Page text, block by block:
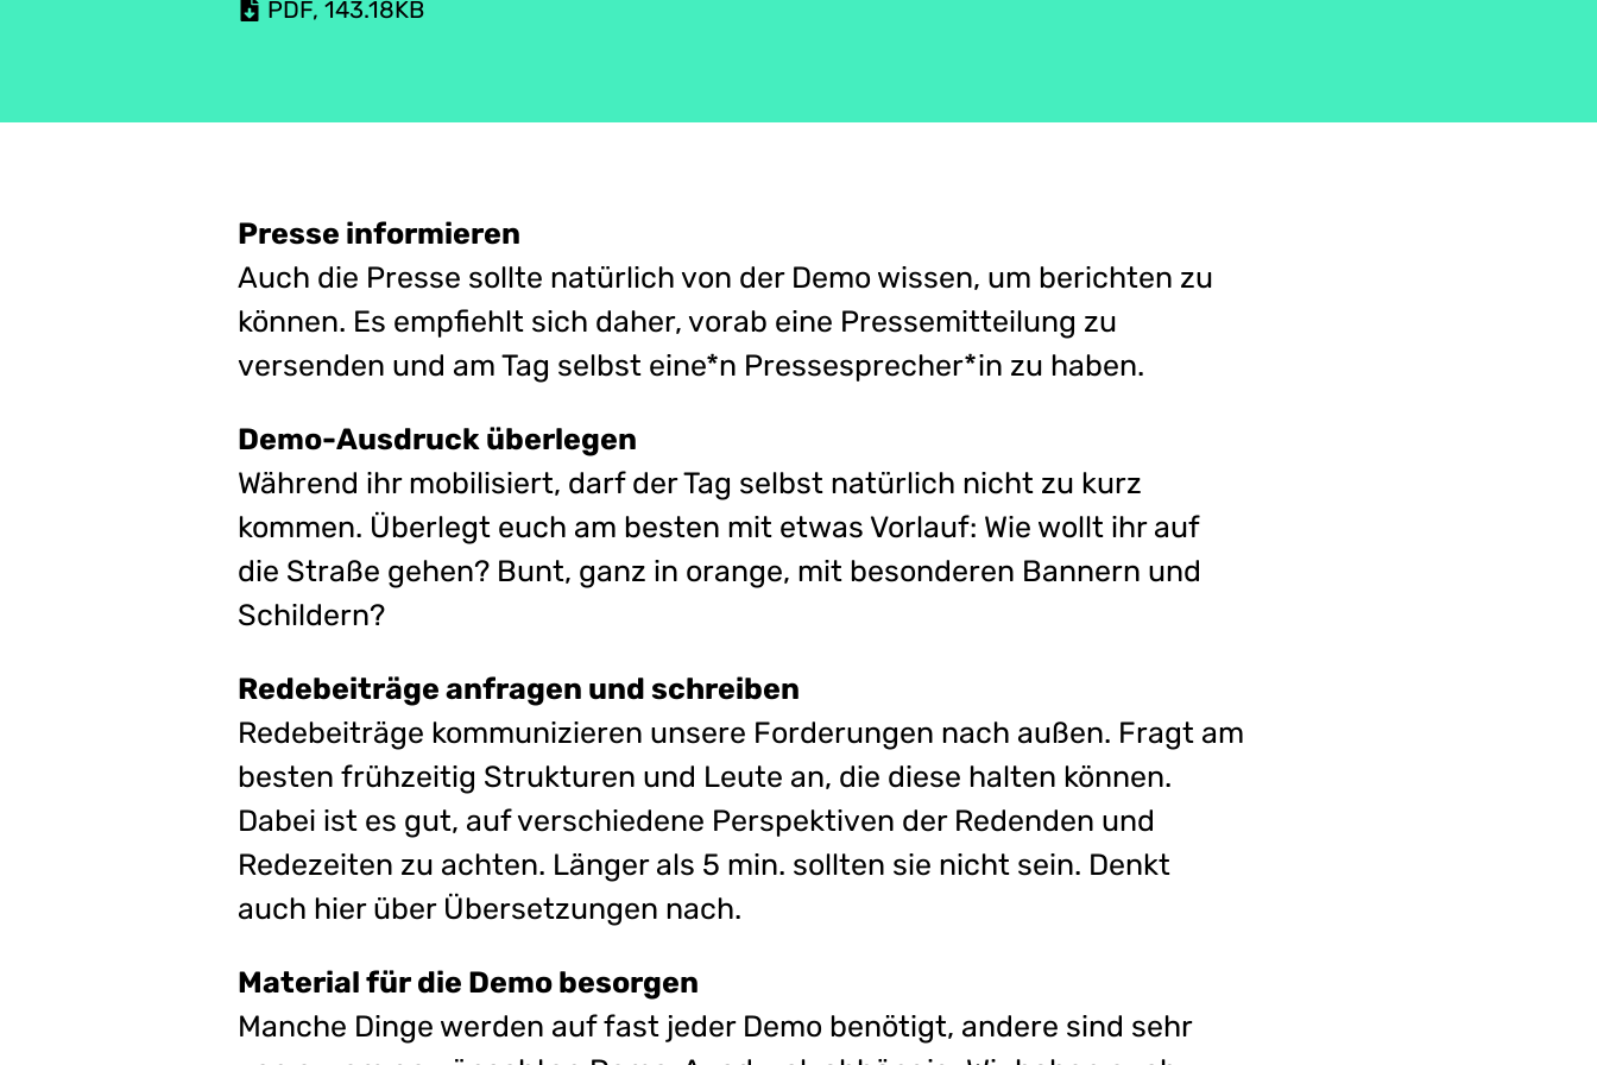
PDF, 143.18KB
Presse informieren
Auch die Presse sollte natürlich von der Demo wissen, um berichten zu
können. Es empfiehlt sich daher, vorab eine Pressemitteilung zu
versenden und am Tag selbst eine*n Pressesprecher*in zu haben.
Demo-Ausdruck überlegen
Während ihr mobilisiert, darf der Tag selbst natürlich nicht zu kurz
kommen. Überlegt euch am besten mit etwas Vorlauf: Wie wollt ihr auf
die Straße gehen? Bunt, ganz in orange, mit besonderen Bannern und
Schildern?
Redebeiträge anfragen und schreiben
Redebeiträge kommunizieren unsere Forderungen nach außen. Fragt am
besten frühzeitig Strukturen und Leute an, die diese halten können.
Dabei ist es gut, auf verschiedene Perspektiven der Redenden und
Redezeiten zu achten. Länger als 5 min. sollten sie nicht sein. Denkt
auch hier über Übersetzungen nach.
Material für die Demo besorgen
Manche Dinge werden auf fast jeder Demo benötigt, andere sind sehr